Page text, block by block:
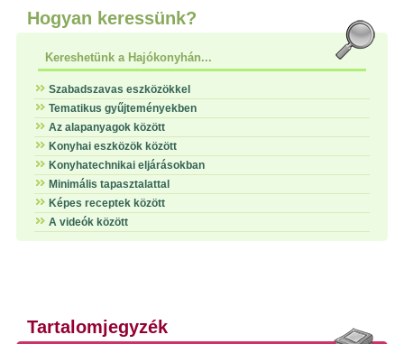
Hogyan keressünk?
Kereshetünk a Hajókonyhán...
Szabadszavas eszközökkel
Tematikus gyűjteményekben
Az alapanyagok között
Konyhai eszközök között
Konyhatechnikai eljárásokban
Minimális tapasztalattal
Képes receptek között
A videók között
Tartalomjegyzék